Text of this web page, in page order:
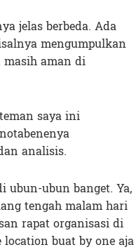
jelas berbeda. Ada
mengumpulkan
aman di
saya ini
analisis.
ubun-ubun banget. Ya,
tengah malam hari
rapat organisasi di
buat by one aja